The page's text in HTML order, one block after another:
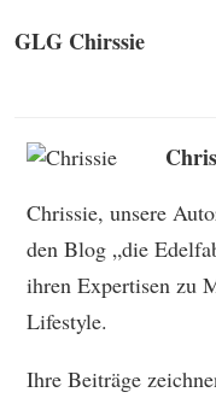
GLG Chirssie
Chrissie, unsere
den Blog „die
ihren Expertisen zu
Lifestyle.
Ihre Beiträge